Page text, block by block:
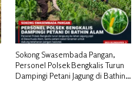
Sokong Swasembada Pangan,
Personel Polsek Bengkalis Turun
Dampingi Petani Jagung di Bathin